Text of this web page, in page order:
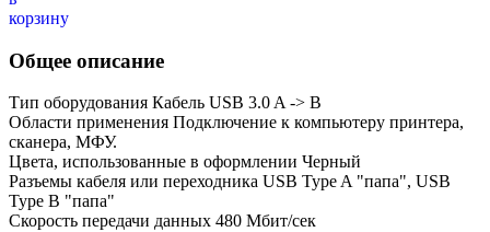
Общее описание
Тип оборудования Кабель USB 3.0 A -> B
Области применения Подключение к компьютеру принтера,
сканера, МФУ.
Цвета, использованные в оформлении Черный
Разъемы кабеля или переходника USB Type A "папа", USB
Type B "папа"
Скорость передачи данных 480 Мбит/сек